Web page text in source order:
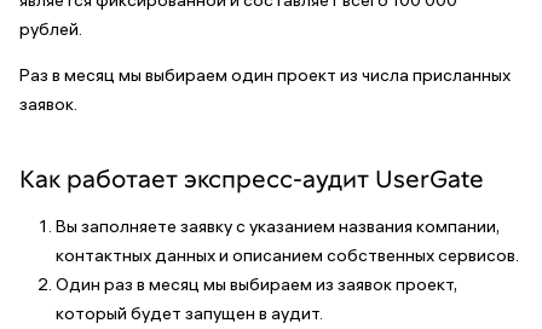
рублей.
Раз в месяц мы выбираем один проект из числа присланных
заявок.
Как работает экспресс-аудит UserGate
Вы заполняете заявку с указанием названия компании,
контактных данных и описанием собственных сервисов.
Один раз в месяц мы выбираем из заявок проект,
который будет запущен в аудит.